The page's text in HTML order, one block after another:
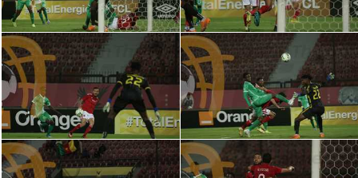
تحقيق في الجول
تقرير في الجول
تحليل في الجول
حكايات في الجول
كويز في الجول
فيديو في الجول